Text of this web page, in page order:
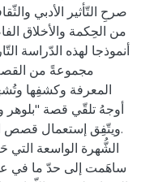
صرحِ التّأثير الأدبي
من الحِكمة والأخلاق
أنموذجا لهذه الدّراسة
مجموعةً من
المعرفة وكشفِها
أوجهُ تلقّي قصة "بلوهر
.ويتّفِق إستعمال قصص
الشُّهرة الواسعة التي
ساهَمت إلى حدّ ما في